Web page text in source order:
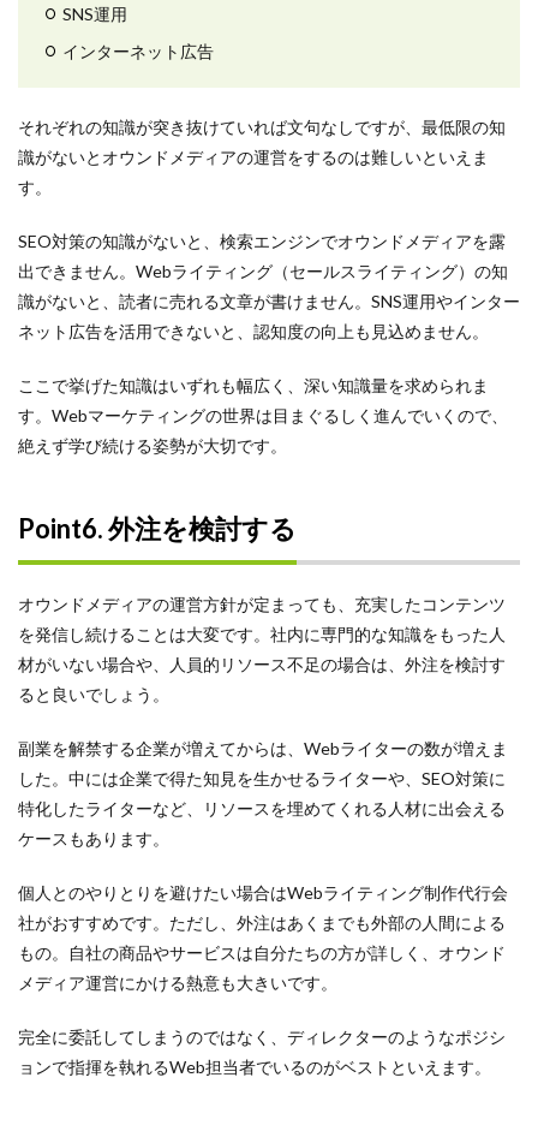
SNS運用
インターネット広告
それぞれの知識が突き抜けていれば文句なしですが、最低限の知
識がないとオウンドメディアの運営をするのは難しいといえま
す。
SEO対策の知識がないと、検索エンジンでオウンドメディアを露
出できません。Webライティング（セールスライティング）の知
識がないと、読者に売れる文章が書けません。SNS運用やインター
ネット広告を活用できないと、認知度の向上も見込めません。
ここで挙げた知識はいずれも幅広く、深い知識量を求められま
す。Webマーケティングの世界は目まぐるしく進んでいくので、
絶えず学び続ける姿勢が大切です。
Point6. 外注を検討する
オウンドメディアの運営方針が定まっても、充実したコンテンツ
を発信し続けることは大変です。社内に専門的な知識をもった人
材がいない場合や、人員的リソース不足の場合は、外注を検討す
ると良いでしょう。
副業を解禁する企業が増えてからは、Webライターの数が増えま
した。中には企業で得た知見を生かせるライターや、SEO対策に
特化したライターなど、リソースを埋めてくれる人材に出会える
ケースもあります。
個人とのやりとりを避けたい場合はWebライティング制作代行会
社がおすすめです。ただし、外注はあくまでも外部の人間による
もの。自社の商品やサービスは自分たちの方が詳しく、オウンド
メディア運営にかける熱意も大きいです。
完全に委託してしまうのではなく、ディレクターのようなポジシ
ョンで指揮を執れるWeb担当者でいるのがベストといえます。